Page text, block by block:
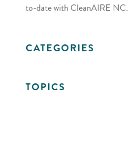
to-date with CleanAIRE NC.
CATEGORIES
TOPICS